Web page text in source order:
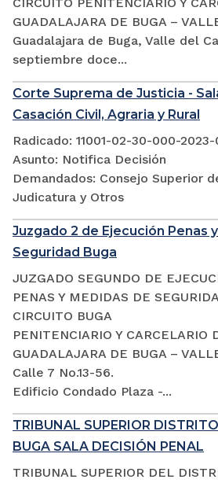
GUADALAJARA DE BUGA –
Guadalajara de Buga, Valle del
septiembre doce...
Corte Suprema de Justicia -
Casación Civil, Agraria y Rural
Radicado: 11001-02-30-000-
Asunto: Notifica Decisión
Demandados: Consejo Superior
Judicatura y Otros
Juzgado 2 de Ejecución Penas
Seguridad Buga
JUZGADO SEGUNDO DE
PENAS Y MEDIDAS DE
CIRCUITO BUGA
PENITENCIARIO Y CARCELARIO
GUADALAJARA DE BUGA –
Calle 7 No.13-56.
Edificio Condado Plaza -...
TRIBUNAL SUPERIOR
BUGA SALA DECISIÓN PENAL
TRIBUNAL SUPERIOR DEL